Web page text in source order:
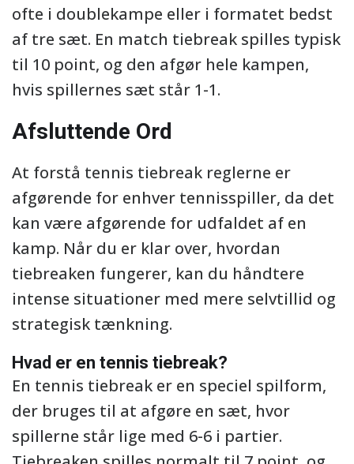
ofte i doublekampe eller i formatet bedst
af tre sæt. En match tiebreak spilles typisk
til 10 point, og den afgør hele kampen,
hvis spillernes sæt står 1-1.
Afsluttende Ord
At forstå tennis tiebreak reglerne er
afgørende for enhver tennisspiller, da det
kan være afgørende for udfaldet af en
kamp. Når du er klar over, hvordan
tiebreaken fungerer, kan du håndtere
intense situationer med mere selvtillid og
strategisk tænkning.
Hvad er en tennis tiebreak?
En tennis tiebreak er en speciel spilform,
der bruges til at afgøre en sæt, hvor
spillerne står lige med 6-6 i partier.